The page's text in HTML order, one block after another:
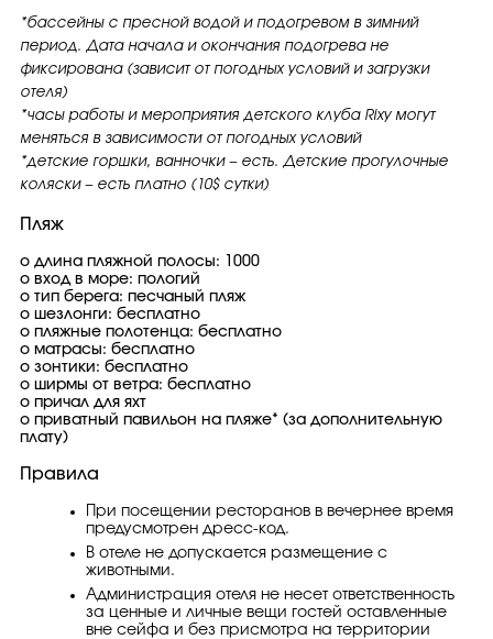
*бассейны с пресной водой и подогревом в зимний
период. Дата начала и окончания подогрева не
фиксирована (зависит от погодных условий и загрузки
отеля)
*часы работы и мероприятия детского клуба Rixy могут
меняться в зависимости от погодных условий
*детские горшки, ванночки – есть. Детские прогулочные
коляски – есть платно (10$ сутки)
Пляж
o длина пляжной полосы: 1000
o вход в море: пологий
o тип берега: песчаный пляж
o шезлонги: бесплатно
o пляжные полотенца: бесплатно
o матрасы: бесплатно
o зонтики: бесплатно
o ширмы от ветра: бесплатно
o причал для яхт
o приватный павильон на пляже* (за дополнительную
плату)
Правила
При посещении ресторанов в вечернее время
предусмотрен дресс-код.
В отеле не допускается размещение с
животными.
Администрация отеля не несет ответственность
за ценные и личные вещи гостей оставленные
вне сейфа и без присмотра на территории